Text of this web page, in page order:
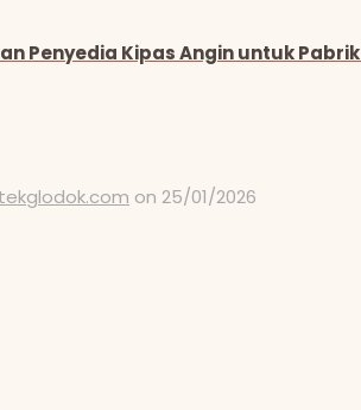
Penyedia Kipas Angin untuk
on 25/01/2026